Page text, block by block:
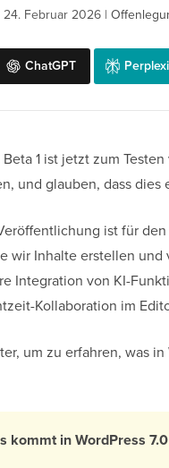
24. Februar 2026 |
ChatGPT
Beta 1 ist jetzt zum
und glauben, dass
ist für
wir Inhalte erstellen
Integration von KI-
Kollaboration im
um zu erfahren, was
kommt in WordPress 7.0